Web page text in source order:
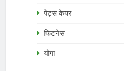
पेट्स केयर
फिटनेस
योगा